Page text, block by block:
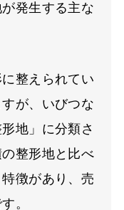
発生する主な
整えられてい
が、いびつな
地」に分類さ
整形地と比べ
徴があり、売
。